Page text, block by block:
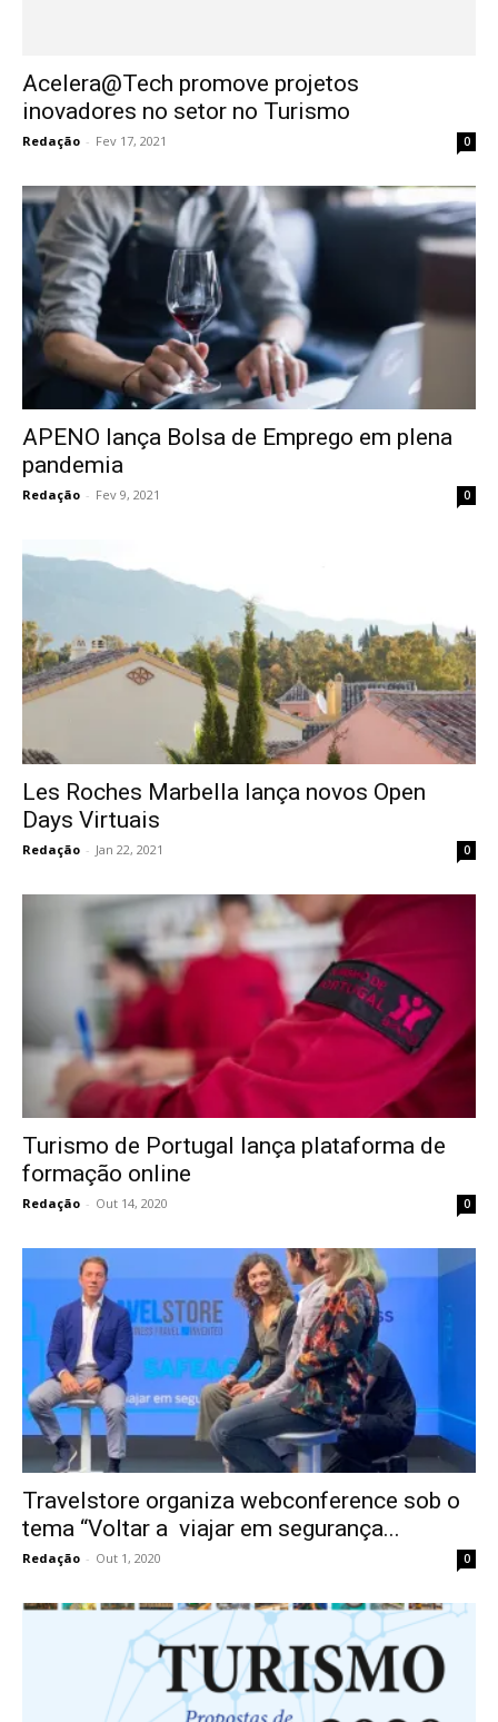
Acelera@Tech promove projetos
inovadores no setor no Turismo
Redação - Fev 17, 2021 0
APENO lança Bolsa de Emprego em plena
pandemia
Redação - Fev 9, 2021 0
Les Roches Marbella lança novos Open
Days Virtuais
Redação - Jan 22, 2021 0
Turismo de Portugal lança plataforma de
formação online
Redação - Out 14, 2020 0
Travelstore organiza webconference sob o
tema “Voltar a viajar em segurança...
Redação - Out 1, 2020 0